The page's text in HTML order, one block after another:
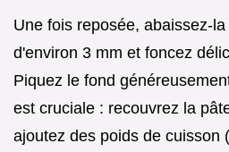
Une fois reposée, abaissez-
d'environ 3 mm et foncez
Piquez le fond
est cruciale : recouvrez la
ajoutez des poids de cuisson